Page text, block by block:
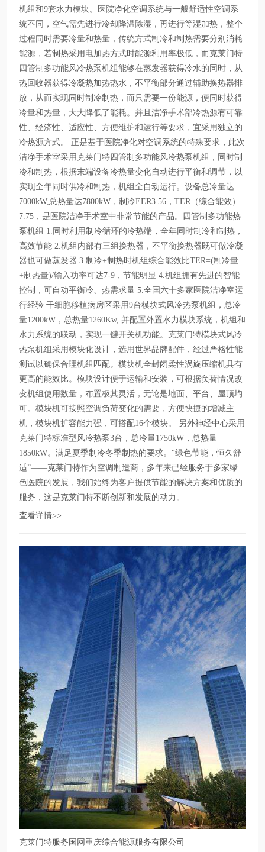
机组和9套水力模块。医院净化空调系统与一般舒适性空调系
统不同，空气需先进行冷却降温除湿，再进行等湿加热，整个
过程同时需要冷量和热量，传统方式制冷和制热需要分别消耗
能源，若制热采用电加热方式时能源利用率极低，而克莱门特
四管制多功能风冷热泵机组能够在蒸发器获得冷水的同时，从
热回收器获得冷凝热加热热水，不平衡部分通过辅助换热器排
放，从而实现同时制冷制热，而只需要一份能源，便同时获得
冷量和热量，大大降低了能耗。并且洁净手术部冷热源有可靠
性、经济性、适应性、方便维护和运行等要求，宜采用独立的
冷热源方式。 正是基于医院净化对空调系统的特殊要求，此次
洁净手术室采用克莱门特四管制多功能风冷热泵机组，同时制
冷和制热，根据末端设备冷热量变化自动进行平衡和调节，以
实现全年同时供冷和制热，机组全自动运行。设备总冷量达
7000kW,总热量达7800kW，制冷EER3.56，TER（综合能效）
7.75，是医院洁净手术室中非常节能的产品。四管制多功能热
泵机组 1.同时利用制冷循环的冷热端，全年同时制冷和制热，
高效节能 2.机组内部有三组换热器，不平衡换热器既可做冷凝
器也可做蒸发器 3.制冷+制热时机组综合能效比TER=(制冷量
+制热量)/输入功率可达7-9，节能明显 4.机组拥有先进的智能
控制，可自动平衡冷、热需求量 5.全国六十多家医院洁净室运
行经验 干细胞移植病房区采用9台模块式风冷热泵机组，总冷
量1200kW，总热量1260Kw, 并配置外置水力模块系统，机组和
水力系统的联动，实现一键开关机功能。克莱门特模块式风冷
热泵机组采用模块化设计，选用世界品牌配件，经过严格性能
测试以确保合理机组匹配。模块机全封闭柔性涡旋压缩机具有
更高的能效比。模块设计便于运输和安装，可根据负荷情况改
变机组使用数量，布置极其灵活，无论是地面、平台、屋顶均
可。模块机可按照空调负荷变化的需要，方便快捷的增减主
机，模块机扩容能力强，可搭配16个模块。 另外神经中心采用
克莱门特标准型风冷热泵3台，总冷量1750kW，总热量
1850kW。满足夏季制冷冬季制热的要求。“绿色节能，恒久舒
适”——克莱门特作为空调制造商，多年来已经服务于多家绿
色医院的发展，我们始终为客户提供节能的解决方案和优质的
服务，这是克莱门特不断创新和发展的动力。
查看详情>>
克莱门特服务国网重庆综合能源服务有限公司